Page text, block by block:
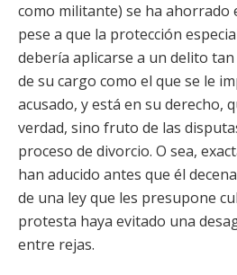
como militante) se ha ahorrado
pese a que la protección
debería aplicarse a un delito
de su cargo como el que se le
acusado, y está en su derecho,
verdad, sino fruto de las
proceso de divorcio. O sea,
han aducido antes que él
de una ley que les presupone
protesta haya evitado una
entre rejas.